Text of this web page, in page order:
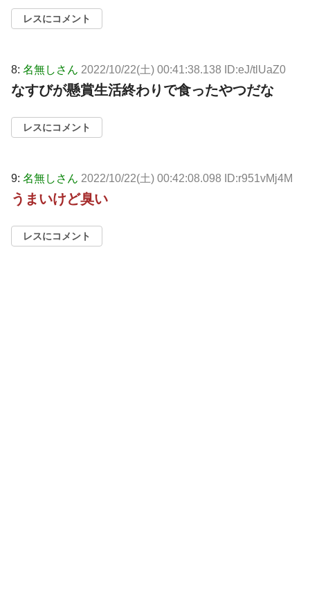
レスにコメント
8: 名無しさん 2022/10/22(土) 00:41:38.138 ID:eJ/tlUaZ0
なすびが懸賞生活終わりで食ったやつだな
レスにコメント
9: 名無しさん 2022/10/22(土) 00:42:08.098 ID:r951vMj4M
うまいけど臭い
レスにコメント